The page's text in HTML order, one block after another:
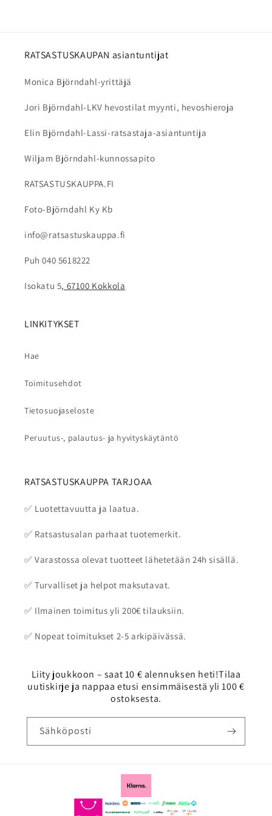
liinalla. Irrotettavat sisäpehmusteet voidaan
voimakkaita pesuaineita tai liuottimia, sillä ne
voivat vahingoittaa kypärän materiaaleja.
RATSASTUSKAUPAN asiantuntijat
Monica Björndahl-yrittäjä
Jori Björndahl-LKV hevostilat myynti, hevoshieroja
Elin Björndahl-Lassi-ratsastaja-asiantuntija
Wiljam Björndahl-kunnossapito
RATSASTUSKAUPPA.FI
Foto-Björndahl Ky Kb
info@ratsastuskauppa.fi
Puh 040 5618222
Isokatu 5, 67100 Kokkola
LINKITYKSET
Hae
Toimitusehdot
Tietosuojaseloste
Peruutus-, palautus- ja hyvityskäytäntö
RATSASTUSKAUPPA TARJOAA
✅ Luotettavuutta ja laatua.
✅ Ratsastusalan parhaat tuotemerkit.
✅ Varastossa olevat tuotteet lähetetään 24h sisällä.
✅ Turvalliset ja helpot maksutavat.
✅ Ilmainen toimitus yli 200€ tilauksiin.
✅ Nopeat toimitukset 2-5 arkipäivässä.
Liity joukkoon – saat 10 € alennuksen heti!Tilaa
uutiskirje ja nappaa etusi ensimmäisestä yli 100 €
ostoksesta.
Sähköposti